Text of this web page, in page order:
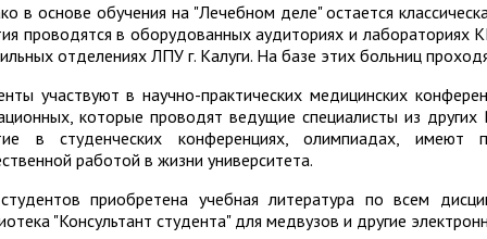
в основе обучения на "Лечебном деле" остается
проводятся в оборудованных аудиториях и лабораториях
отделениях ЛПУ г. Калуги. На базе этих больниц
участвуют в научно-практических медицинских
которые проводят ведущие специалисты из
в студенческих конференциях, олимпиадах, имеют
работой в жизни университета.
приобретена учебная литература по всем
"Консультант студента" для медвузов и другие